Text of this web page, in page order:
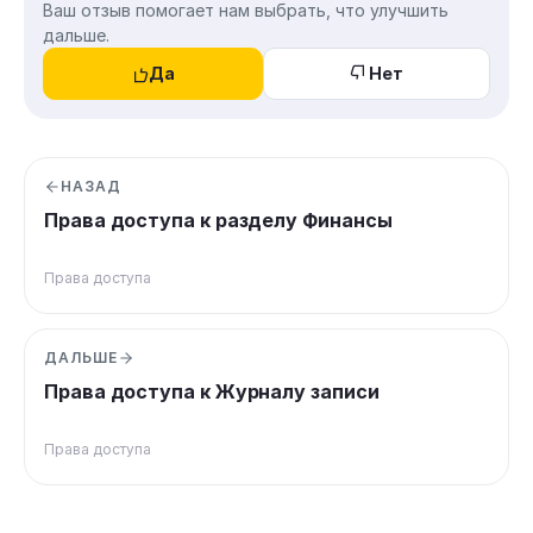
Ваш отзыв помогает нам выбрать, что улучшить
дальше.
Да
Нет
НАЗАД
Права доступа к разделу Финансы
Права доступа
ДАЛЬШЕ
Права доступа к Журналу записи
Права доступа